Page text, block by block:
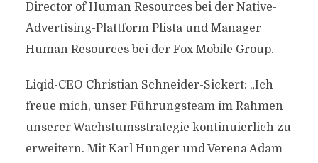
Director of Human Resources bei der Native-
Advertising-Plattform Plista und Manager
Human Resources bei der Fox Mobile Group.
Liqid-CEO Christian Schneider-Sickert: „Ich
freue mich, unser Führungsteam im Rahmen
unserer Wachstumsstrategie kontinuierlich zu
erweitern. Mit Karl Hunger und Verena Adam